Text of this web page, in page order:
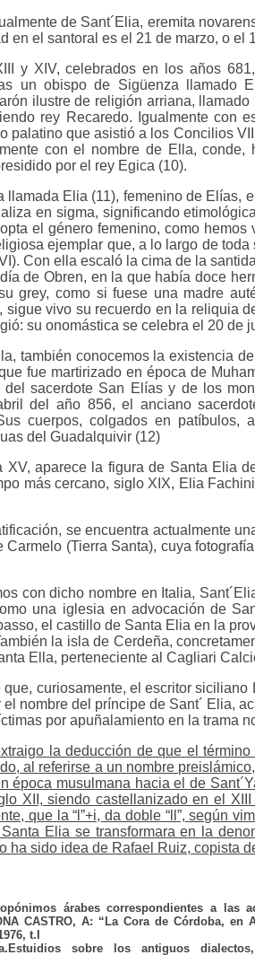
de Sant´Elia, eremita
en el santoral es el 21 de marzo, o el
y XIV, celebrados en los años
un obispo de Sigüenza llamado
ilustre de religión arriana,
rey Recaredo. Igualmente con
palatino que asistió a los Concilios
con el nombre de Ella, conde,
por el rey Egica (10).
llamada Elia (11), femenino de Elías,
en sigma, significando
el género femenino, como hemos
ejemplar que, a lo largo de
Con ella escaló la cima de la
de Obren, en la que había doce
grey, como si fuese una madre
vivo su recuerdo en la reliquia
su onomástica se celebra el 20 de
también conocemos la existencia
fue martirizado en época de
sacerdote San Elías y de los
del año 856, el anciano
cuerpos, colgados en patíbulos,
del Guadalquivir (12)
aparece la figura de Santa Elia
más cercano, siglo XIX, Elia
se encuentra actualmente
(Tierra Santa), cuya
con dicho nombre en Italia,
una iglesia en advocación de
el castillo de Santa Elia en la
la isla de Cerdeña,
Ella, perteneciente al Cagliari
curiosamente, el escritor
el nombre del príncipe de Sant´ Elia,
por apuñalamiento en la trama
la deducción de que el
al referirse a un nombre
época musulmana hacia el de
XII, siendo castellanizado en el
que la “l”+i, da doble “ll”, según
Elia se transformara en la
ha sido idea de Rafael Ruiz, copista
árabes correspondientes a las
CASTRO, A: “La Cora de Córdoba,
t.I
sobre los antiguos